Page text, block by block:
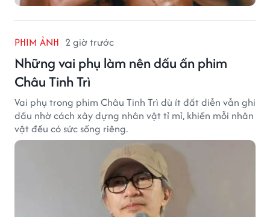
PHIM ẢNH 2 giờ trước
Những vai phụ làm nên dấu ấn phim
Châu Tinh Trì
Vai phụ trong phim Châu Tinh Trì dù ít đất diễn vẫn ghi
dấu nhờ cách xây dựng nhân vật tỉ mỉ, khiến mỗi nhân
vật đều có sức sống riêng.